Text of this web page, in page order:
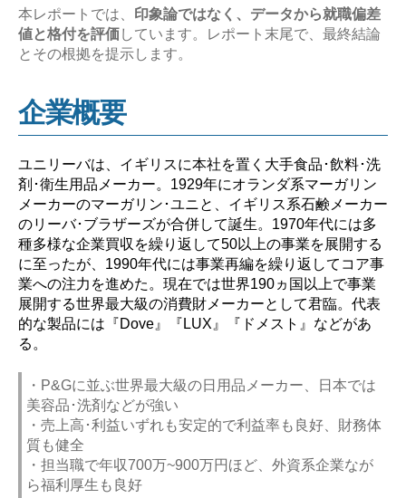
本レポートでは、
印象論ではなく、データから就職偏差
値と格付を評価しています。レポート末尾で、最終結論
とその根拠を提示します。
企業概要
ユニリーバは、イギリスに本社を置く大手食品･飲料･洗
剤･衛生用品メーカー。1929年にオランダ系マーガリン
メーカーのマーガリン･ユニと、イギリス系石鹸メーカー
のリーバ･ブラザーズが合併して誕生。1970年代には多
種多様な企業買収を繰り返して50以上の事業を展開する
に至ったが、1990年代には事業再編を繰り返してコア事
業への注力を進めた。現在では世界190ヵ国以上で事業
展開する世界最大級の消費財メーカーとして君臨。代表
的な製品には『Dove』『LUX』『ドメスト』などがあ
る。
・P&Gに並ぶ世界最大級の日用品メーカー、日本では
美容品･洗剤などが強い
・売上高･利益いずれも安定的で利益率も良好、財務体
質も健全
・担当職で年収700万~900万円ほど、外資系企業なが
ら福利厚生も良好